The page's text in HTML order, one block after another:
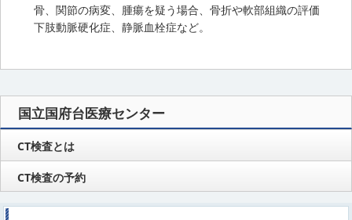
骨、関節の病変、腫瘍を疑う場合、骨折や軟部組織の評価
下肢動脈硬化症、静脈血栓症など。
国立国府台医療センター
CT検査とは
CT検査の予約